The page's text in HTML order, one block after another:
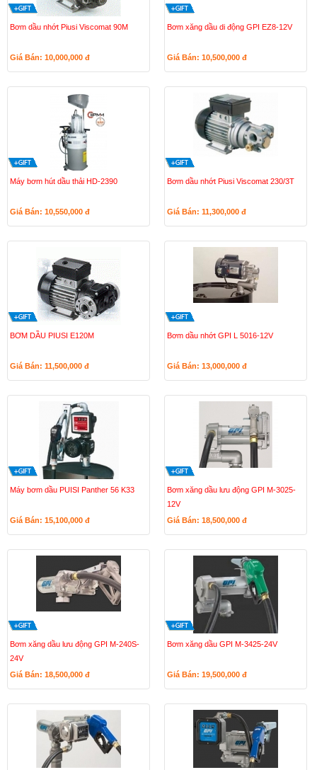
Bơm dầu nhớt Piusi Viscomat 90M
Giá Bán: 10,000,000 đ
Bơm xăng dầu di động GPI EZ8-12V
Giá Bán: 10,500,000 đ
Máy bơm hút dầu thải HD-2390
Giá Bán: 10,550,000 đ
Bơm dầu nhớt Piusi Viscomat 230/3T
Giá Bán: 11,300,000 đ
BƠM DẦU PIUSI E120M
Giá Bán: 11,500,000 đ
Bơm dầu nhớt GPI L 5016-12V
Giá Bán: 13,000,000 đ
Máy bơm dầu PUISI Panther 56 K33
Giá Bán: 15,100,000 đ
Bơm xăng dầu lưu động GPI M-3025-
12V
Giá Bán: 18,500,000 đ
Bơm xăng dầu lưu động GPI M-240S-
24V
Giá Bán: 18,500,000 đ
Bơm xăng dầu GPI M-3425-24V
Giá Bán: 19,500,000 đ